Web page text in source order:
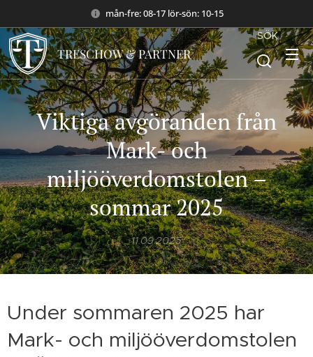
mån-fre: 08-17 lör-sön: 10-15
TRESCHOW & PARTNER
SÖK
Viktiga avgöranden från
Mark- och
miljööverdomstolen –
sommar 2025
11.09.2025
Under sommaren 2025 har
Mark- och miljööverdomstolen